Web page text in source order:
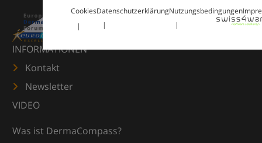
CookiesDatenschutzerklärungNutzungsbedingungen
INFORMATIONEN
Kontakt
Newsletter
VIDEO
Was ist DermaCompass?